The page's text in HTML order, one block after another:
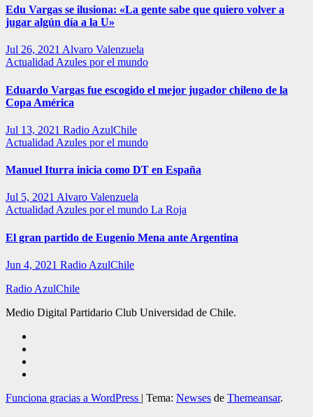
Edu Vargas se ilusiona: «La gente sabe que quiero volver a
jugar algún día a la U»
Jul 26, 2021 Alvaro Valenzuela
Actualidad Azules por el mundo
Eduardo Vargas fue escogido el mejor jugador chileno de la
Copa América
Jul 13, 2021 Radio AzulChile
Actualidad Azules por el mundo
Manuel Iturra inicia como DT en España
Jul 5, 2021 Alvaro Valenzuela
Actualidad Azules por el mundo La Roja
El gran partido de Eugenio Mena ante Argentina
Jun 4, 2021 Radio AzulChile
Radio AzulChile
Medio Digital Partidario Club Universidad de Chile.
Funciona gracias a WordPress | Tema: Newses de Themeansar.